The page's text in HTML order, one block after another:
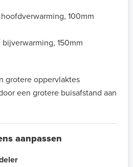
100mm
150mm
grotere oppervlaktes
een grotere buisafstand aan
aanpassen